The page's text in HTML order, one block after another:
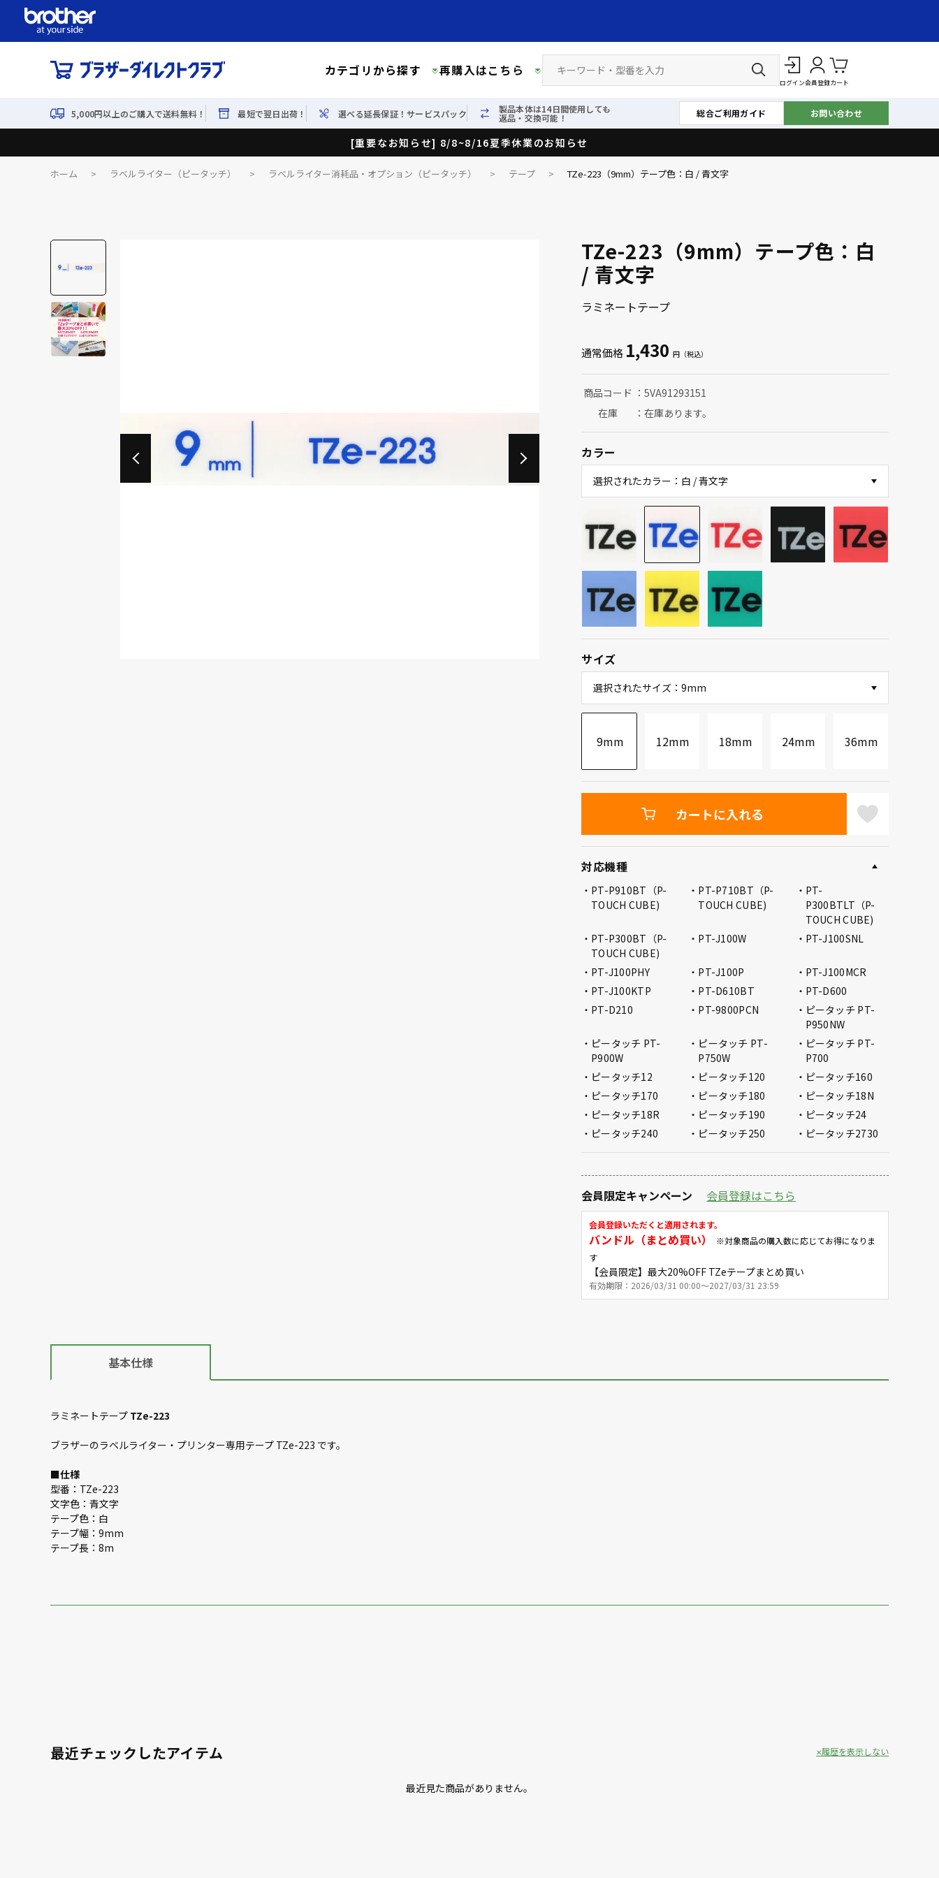
カテゴリから探す 再購入はこちら
ログイン会員登録カート
5,000円以上のご購入で送料無料！ 最短で翌日出荷！ 選べる延長保証！サービスパック 製品本体は14日間使用しても
返品・交換可能！ 総合ご利用ガイド お問い合わせ
[重要なお知らせ] 8/8~8/16夏季休業のお知らせ
ホーム > ラベルライター（ピータッチ） > ラベルライター消耗品・オプション（ピータッチ） > テープ > TZe-223（9mm）テープ色：白 / 青文字
TZe-223（9mm）テープ色：白
/ 青文字
ラミネートテープ
通常価格 1,430
商品コード
5VA91293151
在庫
在庫あります。
対応機種
PT-P910BT（P-
TOUCH CUBE)
PT-P710BT（P-
TOUCH CUBE)
PT-
P300BTLT（P-
TOUCH CUBE)
PT-P300BT（P-
TOUCH CUBE)
PT-J100W PT-J100SNL
PT-J100PHY PT-J100P
PT-J100MCR
PT-J100KTP
PT-D610BT
PT-D600
PT-D210
PT-9800PCN
ピータッチ PT-
P950NW
ピータッチ PT-
P900W
ピータッチ PT-
P750W
ピータッチ PT-
P700
ピータッチ12
ピータッチ120
ピータッチ160
ピータッチ170
ピータッチ180
ピータッチ18N
ピータッチ18R
ピータッチ190
ピータッチ24
ピータッチ240
ピータッチ250 ピータッチ2730
会員限定キャンペーン 会員登録はこちら
会員登録いただくと適用されます。
バンドル（まとめ買い）
※対象商品の購入数に応じてお得になりま
す
【会員限定】最大20%OFF TZeテープまとめ買い
有効期限：2026/03/31 00:00～2027/03/31 23:59
カラー
選択されたカラー：白 / 青文字
サイズ
選択されたサイズ：9mm
9mm 12mm 18mm 24mm 36mm
カートに入れる
基本仕様
ラミネートテープ TZe-223
ブラザーのラベルライター・プリンター専用テープ TZe-223 です。
■仕様
型番：TZe-223
文字色：青文字
テープ色：白
テープ幅：9mm
テープ長：8m
最近チェックしたアイテム
最近見た商品がありません。
履歴を表示しない